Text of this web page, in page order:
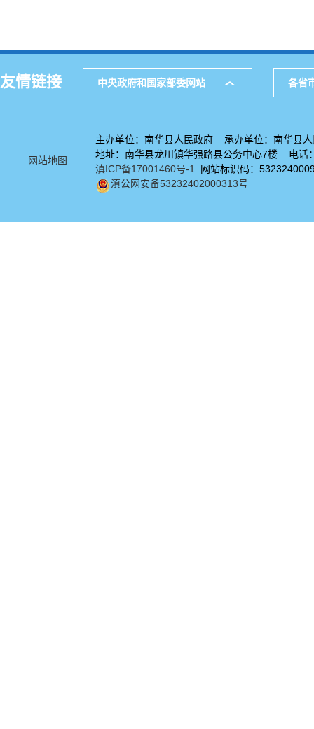
友情链接 中央政府和国家部委网站 各省
网站地图
主办单位：南华县人民政府 承办单位：南华县人
地址：南华县龙川镇华强路县公务中心7楼 电
滇ICP备17001460号-1
网站标识码：
滇公网安备53232402000313号